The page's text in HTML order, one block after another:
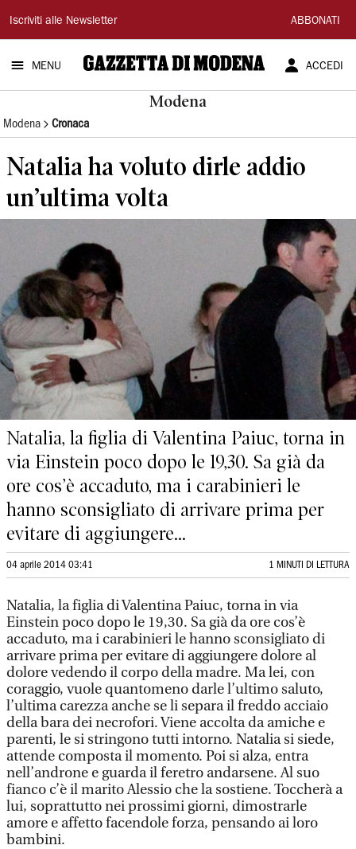
Gazzetta
di
Modena
Iscriviti alle Newsletter ABBONATI
MENU ACCEDI
Modena
Modena Cronaca
Natalia ha voluto dirle addio
un’ultima volta
Natalia, la figlia di Valentina Paiuc, torna in
via Einstein poco dopo le 19,30. Sa già da
ore cos’è accaduto, ma i carabinieri le
hanno sconsigliato di arrivare prima per
evitare di aggiungere...
04 aprile 2014 03:41 1 MINUTI DI LETTURA
Natalia, la figlia di Valentina Paiuc, torna in via
Einstein poco dopo le 19,30. Sa già da ore cos’è
accaduto, ma i carabinieri le hanno sconsigliato di
arrivare prima per evitare di aggiungere dolore al
dolore vedendo il corpo della madre. Ma lei, con
coraggio, vuole quantomeno darle l’ultimo saluto,
l’ultima carezza anche se li separa il freddo acciaio
della bara dei necrofori. Viene accolta da amiche e
parenti, le si stringono tutti intorno. Natalia si siede,
attende composta il momento. Poi si alza, entra
nell’androne e guarda il feretro andarsene. Al suo
fianco c’è il marito Alessio che la sostiene. Toccherà a
lui, soprattutto nei prossimi giorni, dimostrarle
amore e affetto facendole forza, pensando ai loro
bambini.